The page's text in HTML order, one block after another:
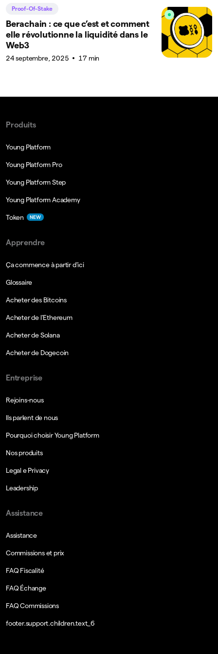
Proof-Of-Stake
Berachain : ce que c’est et comment
elle révolutionne la liquidité dans le
Web3
24 septembre, 2025 17 min
Produits
Young Platform
Young Platform Pro
Young Platform Step
Young Platform Academy
Token NEW
Apprendre
Ça commence à partir d'ici
Glossaire
Acheter des Bitcoins
Acheter de l'Ethereum
Acheter de Solana
Acheter de Dogecoin
Entreprise
Rejoins-nous
Ils parlent de nous
Pourquoi choisir Young Platform
Nos produits
Legal e Privacy
Leadership
Assistance
Assistance
Commissions et prix
FAQ Fiscalité
FAQ Échange
FAQ Commissions
footer.support.children.text_6